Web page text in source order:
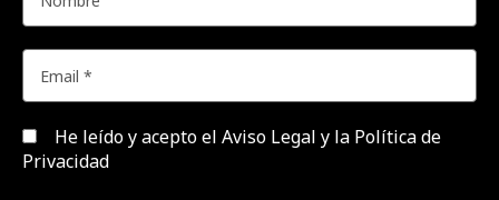
He leído y acepto el Aviso Legal y la Política de
Privacidad